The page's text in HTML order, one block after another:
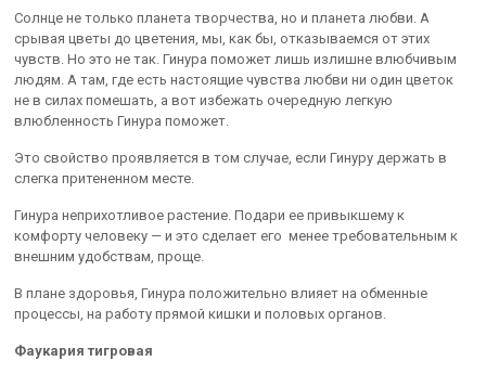
Солнце не только планета творчества, но и планета любви. А
срывая цветы до цветения, мы, как бы, отказываемся от этих
чувств. Но это не так. Гинура поможет лишь излишне влюбчивым
людям. А там, где есть настоящие чувства любви ни один цветок
не в силах помешать, а вот избежать очередную легкую
влюбленность Гинура поможет.
Это свойство проявляется в том случае, если Гинуру держать в
слегка притененном месте.
Гинура неприхотливое растение. Подари ее привыкшему к
комфорту человеку — и это сделает его менее требовательным к
внешним удобствам, проще.
В плане здоровья, Гинура положительно влияет на обменные
процессы, на работу прямой кишки и половых органов.
Фаукария тигровая